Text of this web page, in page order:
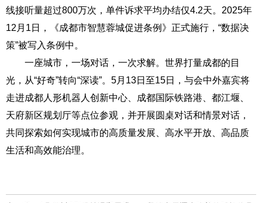
线接听量超过800万次，单件诉求平均办结仅4.2天。2025年
12月1日，《成都市智慧蓉城促进条例》正式施行，“数据决
策”被写入条例中。
一座城市，一场对话，一次求解。世界打量成都的目
光，从“好奇”转向“深读”。5月13日至15日，与会中外嘉宾将
走进成都人形机器人创新中心、成都国际铁路港、都江堰、
天府新区规划厅等点位参观，并开展圆桌对话和情景对话，
共同探索如何实现城市的高质量发展、高水平开放、高品质
生活和高效能治理。